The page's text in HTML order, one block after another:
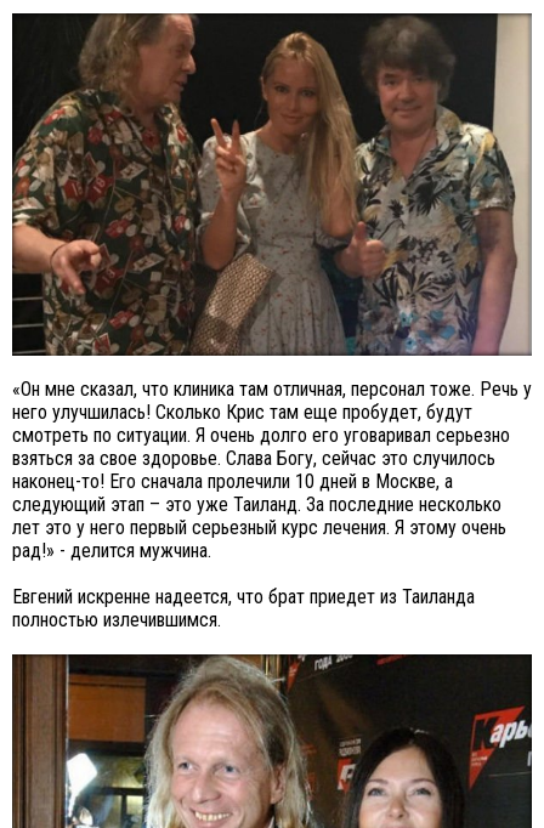
«Он мне сказал, что клиника там отличная, персонал тоже. Речь у
него улучшилась! Сколько Крис там еще пробудет, будут
смотреть по ситуации. Я очень долго его уговаривал серьезно
взяться за свое здоровье. Слава Богу, сейчас это случилось
наконец-то! Его сначала пролечили 10 дней в Москве, а
следующий этап – это уже Таиланд. За последние несколько
лет это у него первый серьезный курс лечения. Я этому очень
рад!» - делится мужчина.
Евгений искренне надеется, что брат приедет из Таиланда
полностью излечившимся.